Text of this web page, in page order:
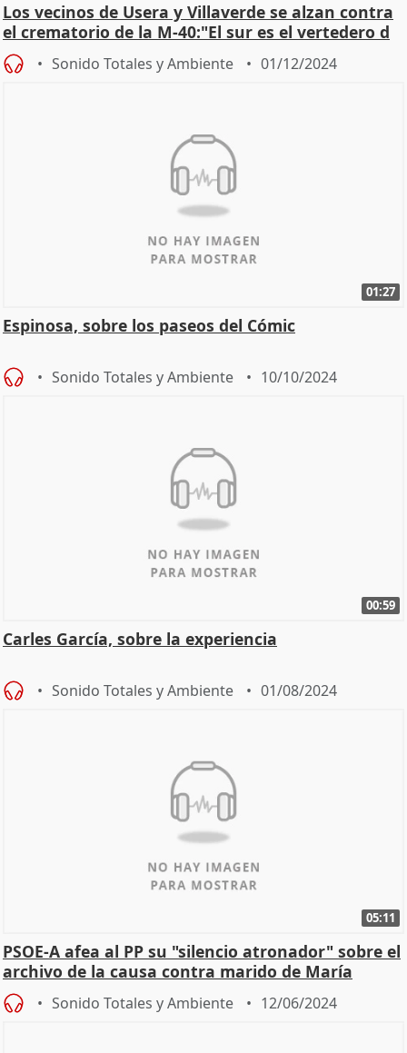
Los vecinos de Usera y Villaverde se alzan contra
el crematorio de la M-40:"El sur es el vertedero d
Sonido Totales y Ambiente 01/12/2024
01:27
Espinosa, sobre los paseos del Cómic
Sonido Totales y Ambiente 10/10/2024
00:59
Carles García, sobre la experiencia
Sonido Totales y Ambiente 01/08/2024
05:11
PSOE-A afea al PP su "silencio atronador" sobre el
archivo de la causa contra marido de María
Gámez
Sonido Totales y Ambiente 12/06/2024